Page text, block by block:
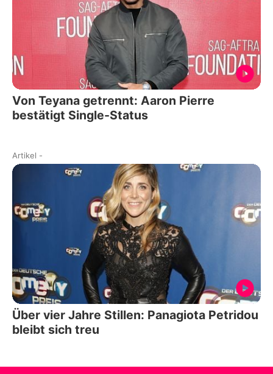
Von Teyana getrennt: Aaron Pierre
bestätigt Single-Status
Artikel -
Über vier Jahre Stillen: Panagiota Petridou
bleibt sich treu